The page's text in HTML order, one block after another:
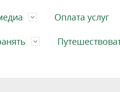
Оплата услуг